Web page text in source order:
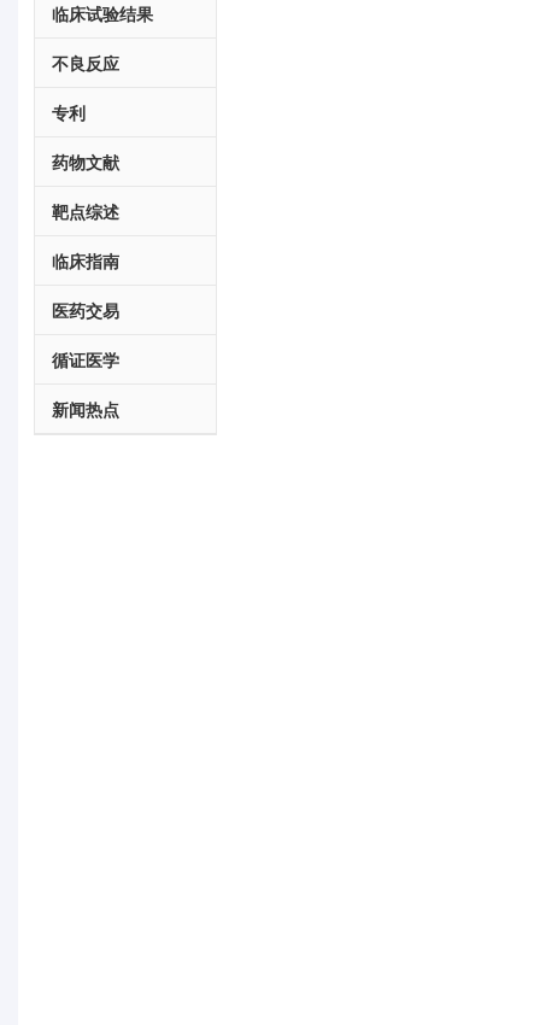
临床试验结果
不良反应
专利
药物文献
靶点综述
临床指南
医药交易
循证医学
新闻热点